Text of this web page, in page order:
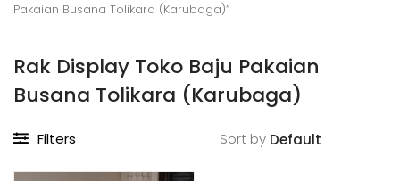
Pakaian Busana Tolikara (Karubaga)”
Rak Display Toko Baju Pakaian
Busana Tolikara (Karubaga)
Filters Sort by